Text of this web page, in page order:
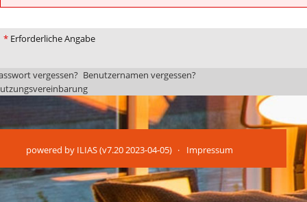
* Erforderliche Angabe
vergessen? Benutzernamen vergessen?
powered by ILIAS (v7.20 2023-04-05) Impressum